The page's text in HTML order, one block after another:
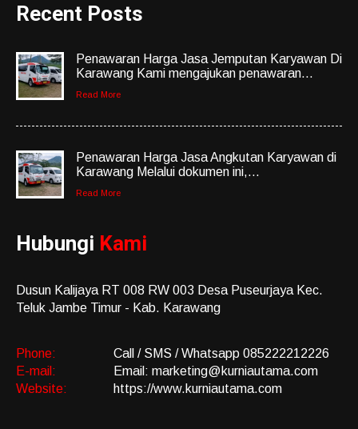
Recent Posts
Penawaran Harga Jasa Jemputan Karyawan Di
Karawang Kami mengajukan penawaran...
Read More
Penawaran Harga Jasa Angkutan Karyawan di
Karawang Melalui dokumen ini,...
Read More
Hubungi Kami
Dusun Kalijaya RT 008 RW 003 Desa Puseurjaya Kec.
Teluk Jambe Timur - Kab. Karawang
Phone:
Call / SMS / Whatsapp 085222212226
E-mail:
Email: marketing@kurniautama.com
Website:
https://www.kurniautama.com